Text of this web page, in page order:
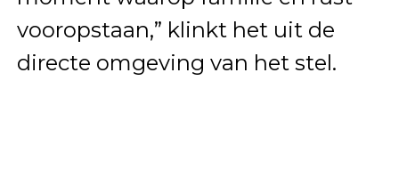
vooropstaan,” klinkt het uit de
directe omgeving van het stel.